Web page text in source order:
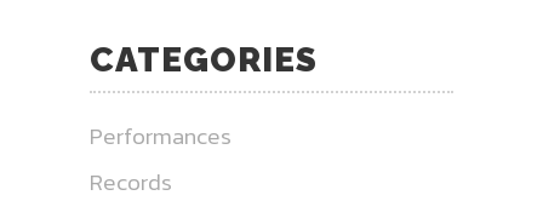
CATEGORIES
Performances
Records